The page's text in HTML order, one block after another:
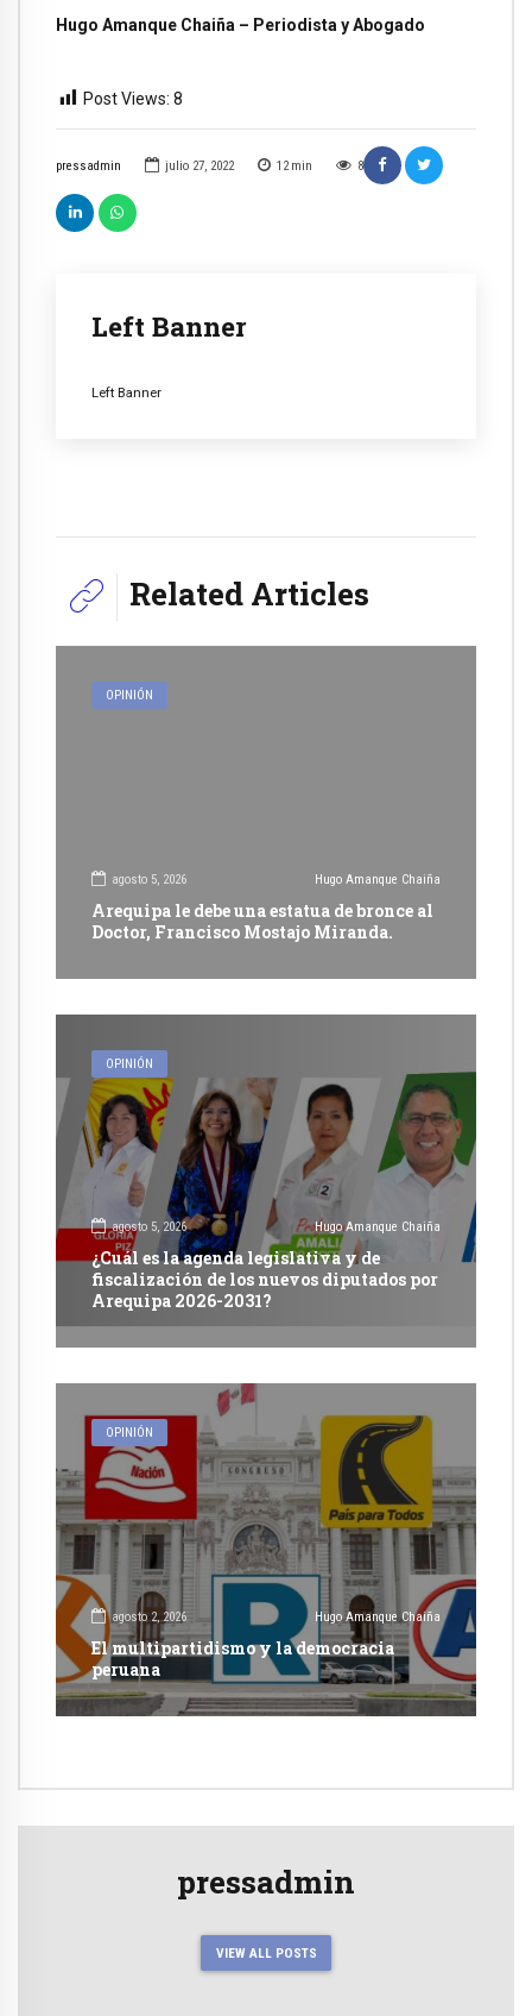
pressadmin julio 27, 2022 12 min 8
Left Banner
Left Banner
Hugo Amanque Chaiña – Periodista y Abogado
Post Views: 8
Related Articles
OPINIÓN
agosto 5, 2026 Hugo Amanque Chaiña
Arequipa le debe una estatua de bronce al
Doctor, Francisco Mostajo Miranda.
OPINIÓN
agosto 5, 2026 Hugo Amanque Chaiña
¿Cuál es la agenda legislativa y de
fiscalización de los nuevos diputados por
Arequipa 2026-2031?
OPINIÓN
agosto 2, 2026 Hugo Amanque Chaiña
El multipartidismo y la democracia
peruana
pressadmin
VIEW ALL POSTS